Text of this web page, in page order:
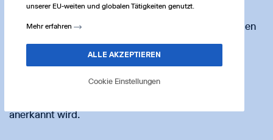
effiziente Lösung. Mit einem intuitivenOnline-
Dokumentengenerator
können benötigte Unterlagen
schnell hochgeladen werden. Ein Netzwerk
sicher, dass jede beglaubigte Übersetzung den
anerkannt wird.
unserer EU-weiten und globalen Tätigkeiten genutzt.
Mehr erfahren
ALLE AKZEPTIEREN
Cookie Einstellungen